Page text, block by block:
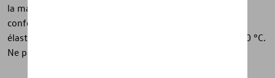
la manche gauche. Il est confectionné dans un mélange
confortable de 75 % coton, 20 % polyester et 5 %
élasthanne. Conseils d'entretien : lavage en machine à 30 °C.
Ne pas sécher au sèche-linge.